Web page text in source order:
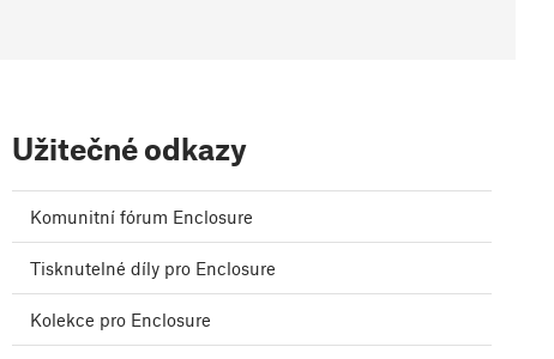
Užitečné odkazy
Komunitní fórum Enclosure
Tisknutelné díly pro Enclosure
Kolekce pro Enclosure